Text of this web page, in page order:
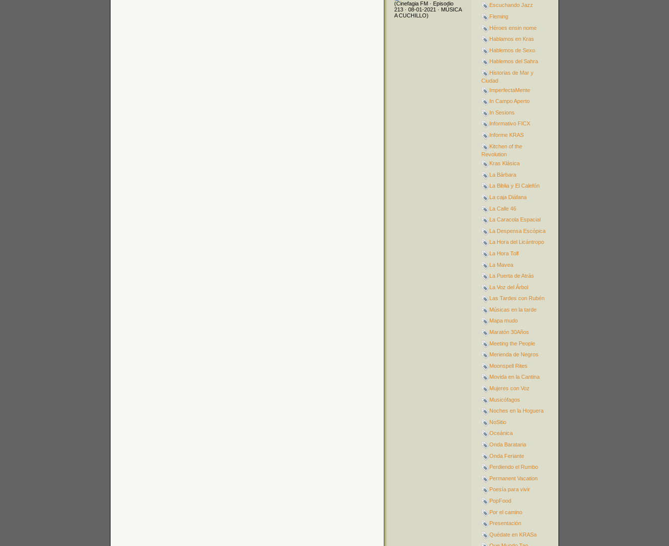
Escuchando Jazz
Fleming
Héroes ensin nome
Hablamos en Kras
Hablemos de Sexo
Hablemos del Sahra
Historias de Mar y
Ciudad
ImperfectaMente
In Campo Aperto
In Sesions
Informativo FICX
Informe KRAS
Kitchen of the
Revolution
Kras Klásica
La Bárbara
La Biblia y El Calefón
La caja Diáfana
La Calle 46
La Caracola Espacial
La Despensa Escópica
La Hora del Licántropo
La Hora Tolf
La Mavea
La Puerta de Atrás
La Voz del Árbol
Las Tardes con Rubén
Músicas en la tarde
Mapa mudo
Maratón 30Años
Meeting the People
Merienda de Negros
Moonspell Rites
Movida en la Cantina
Mujeres con Voz
Musicófagos
Noches en la Hoguera
NoSitio
Oceánica
Onda Barataria
Onda Feriante
Perdiendo el Rumbo
Permanent Vacation
Poesía para vivir
PopFood
Por el camino
Presentación
Quédate en KRASa
(Cinefagia FM · Episodio
213 · 08-01-2021 · MÚSICA
A CUCHILLO)